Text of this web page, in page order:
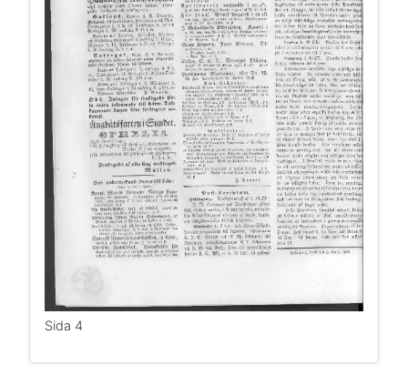
Sida 4